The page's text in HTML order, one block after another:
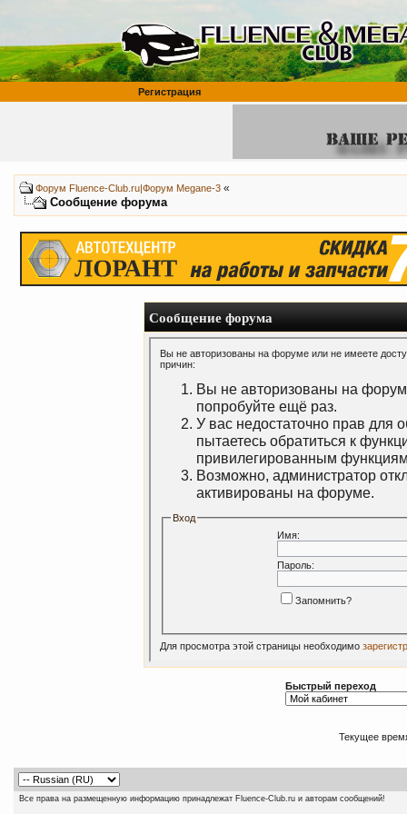
Регистрация
Форум Fluence-Club.ru|Форум Megane-3 «
Сообщение форума
Сообщение форума
Вы не авторизованы на форуме или не имеете
причин:
Вы не авторизованы на
попробуйте ещё раз.
У вас недостаточно прав для
пытаетесь обратиться к
привилегированным
Возможно, администратор
активированы на форуме.
Вход
Имя:
Пароль:
Запомнить?
Для просмотра этой страницы необходимо
Быстрый переход
Текущее
Все права на размещенную информацию принадлежат Fluence-Club.ru и авторам сообщений!